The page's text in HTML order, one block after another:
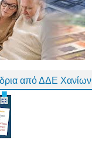
από ΔΔΕ Χανίων